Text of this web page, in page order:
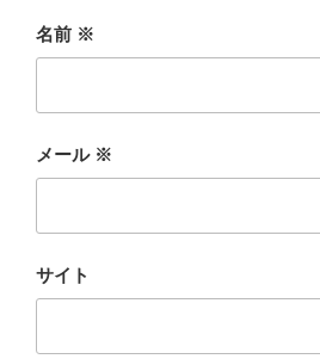
名前 ※
メール ※
サイト